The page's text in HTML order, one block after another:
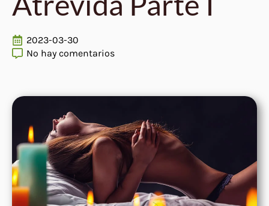
2023-03-30
No hay comentarios